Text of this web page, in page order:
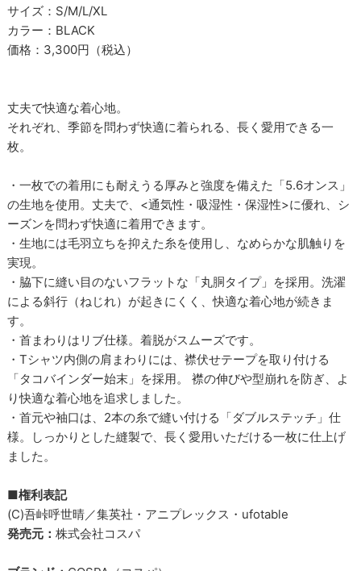
サイズ：S/M/L/XL
カラー：BLACK
価格：3,300円（税込）
丈夫で快適な着心地。
それぞれ、季節を問わず快適に着られる、長く愛用できる一
枚。
・一枚での着用にも耐えうる厚みと強度を備えた「5.6オンス」
の生地を使用。丈夫で、<通気性・吸湿性・保湿性>に優れ、シ
ーズンを問わず快適に着用できます。
・生地には毛羽立ちを抑えた糸を使用し、なめらかな肌触りを
実現。
・脇下に縫い目のないフラットな「丸胴タイプ」を採用。洗濯
による斜行（ねじれ）が起きにくく、快適な着心地が続きま
す。
・首まわりはリブ仕様。着脱がスムーズです。
・Tシャツ内側の肩まわりには、襟伏せテープを取り付ける
「タコバインダー始末」を採用。 襟の伸びや型崩れを防ぎ、よ
り快適な着心地を追求しました。
・首元や袖口は、2本の糸で縫い付ける「ダブルステッチ」仕
様。しっかりとした縫製で、長く愛用いただける一枚に仕上げ
ました。
■権利表記
(C)吾峠呼世晴／集英社・アニプレックス・ufotable
発売元：株式会社コスパ